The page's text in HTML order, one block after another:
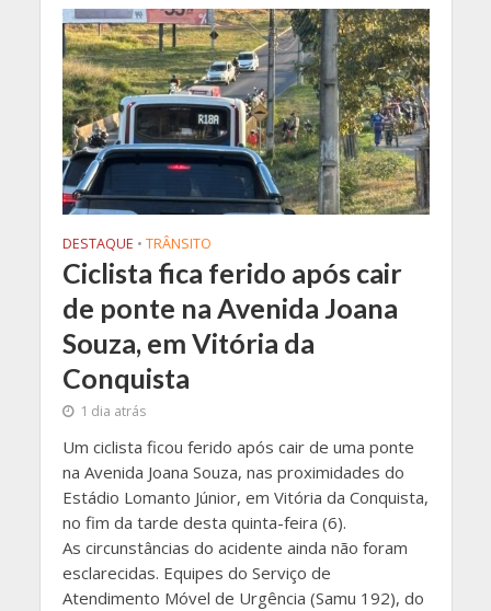
DESTAQUE • TRÂNSITO
Ciclista fica ferido após cair
de ponte na Avenida Joana
Souza, em Vitória da
Conquista
1 dia atrás
Um ciclista ficou ferido após cair de uma ponte
na Avenida Joana Souza, nas proximidades do
Estádio Lomanto Júnior, em Vitória da Conquista,
no fim da tarde desta quinta-feira (6).
As circunstâncias do acidente ainda não foram
esclarecidas. Equipes do Serviço de
Atendimento Móvel de Urgência (Samu 192), do